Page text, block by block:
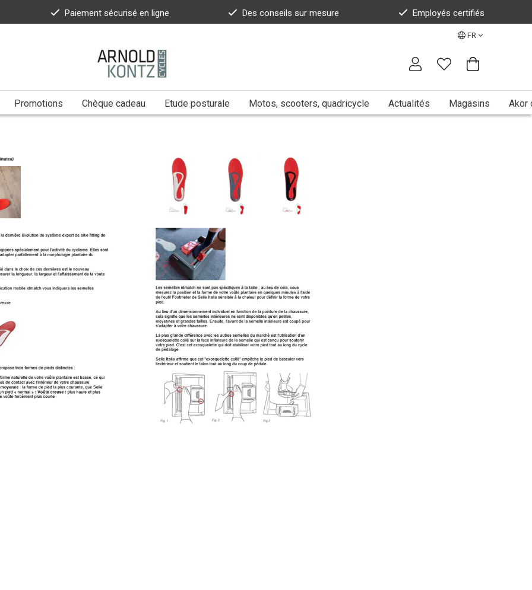
Paiement sécurisé en ligne Des conseils sur mesure Employés certifiés
FR
Promotions Chèque cadeau Etude posturale Motos, scooters, quadricycle Actualités Magasins Akor